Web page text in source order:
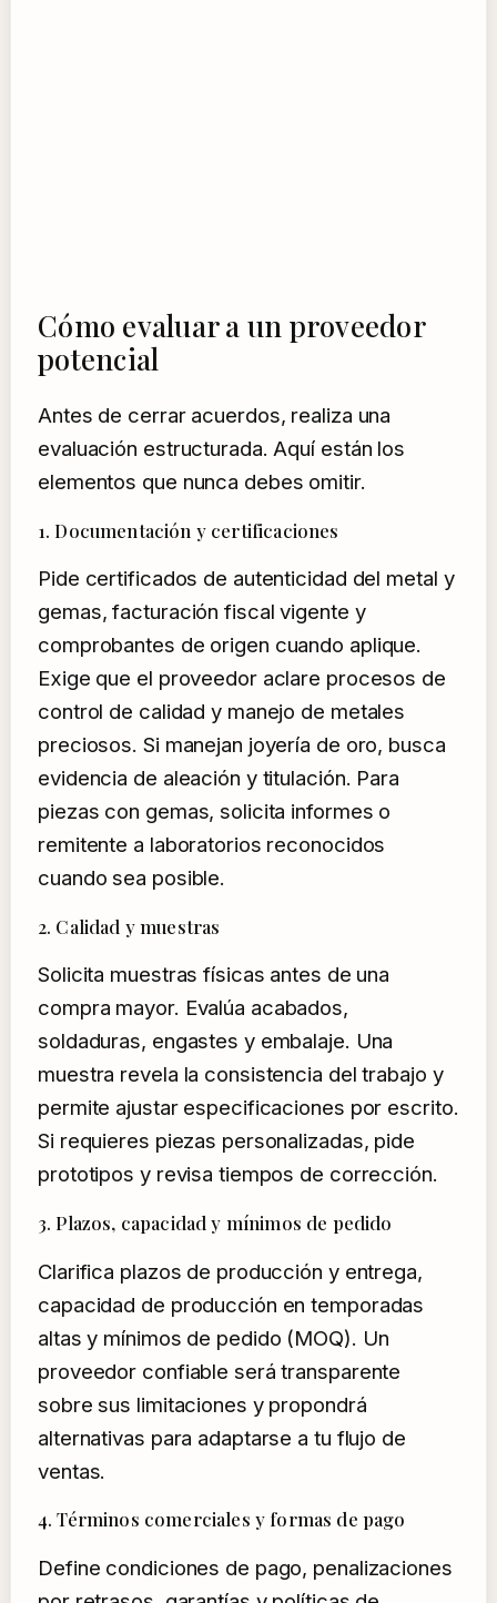
Cómo evaluar a un proveedor
potencial
Antes de cerrar acuerdos, realiza una
evaluación estructurada. Aquí están los
elementos que nunca debes omitir.
1. Documentación y certificaciones
Pide certificados de autenticidad del metal y
gemas, facturación fiscal vigente y
comprobantes de origen cuando aplique.
Exige que el proveedor aclare procesos de
control de calidad y manejo de metales
preciosos. Si manejan joyería de oro, busca
evidencia de aleación y titulación. Para
piezas con gemas, solicita informes o
remitente a laboratorios reconocidos
cuando sea posible.
2. Calidad y muestras
Solicita muestras físicas antes de una
compra mayor. Evalúa acabados,
soldaduras, engastes y embalaje. Una
muestra revela la consistencia del trabajo y
permite ajustar especificaciones por escrito.
Si requieres piezas personalizadas, pide
prototipos y revisa tiempos de corrección.
3. Plazos, capacidad y mínimos de pedido
Clarifica plazos de producción y entrega,
capacidad de producción en temporadas
altas y mínimos de pedido (MOQ). Un
proveedor confiable será transparente
sobre sus limitaciones y propondrá
alternativas para adaptarse a tu flujo de
ventas.
4. Términos comerciales y formas de pago
Define condiciones de pago, penalizaciones